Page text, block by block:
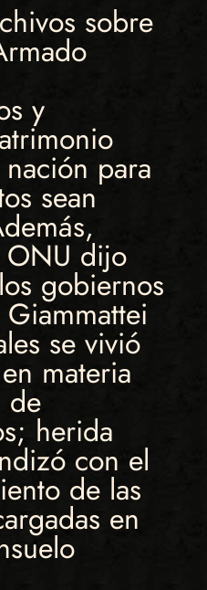
sobre
y
para
sean
ONU dijo
gobiernos
se vivió
materia
de
herida
con el
de las
en